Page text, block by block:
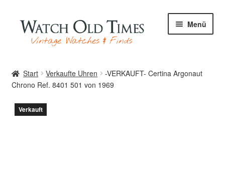
Zur
Navigation
springen
Zum
Inhalt
springen
Menü
Uhren
Start Verkaufte Uhren
-VERKAUFT- Certina Argonaut
Chrono Ref. 8401 501 von 1969
Verkauft